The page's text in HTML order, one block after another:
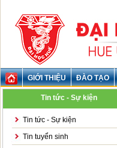
GIỚI THIỆU ĐÀO TẠO
Tin tức - Sự kiện
Tin tức - Sự kiện
Tin tuyển sinh